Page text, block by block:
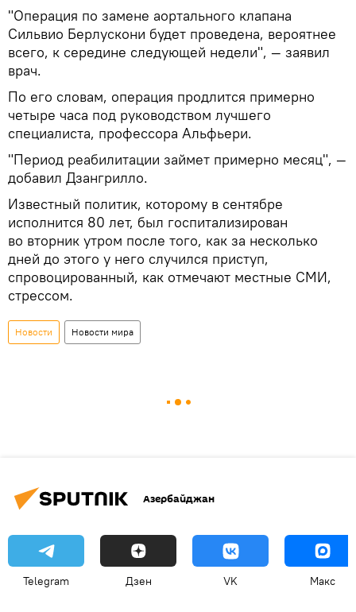
"Операция по замене аортального клапана
Сильвио Берлускони будет проведена, вероятнее
всего, к середине следующей недели", — заявил
врач.
По его словам, операция продлится примерно
четыре часа под руководством лучшего
специалиста, профессора Альфьери.
"Период реабилитации займет примерно месяц", —
добавил Дзангрилло.
Известный политик, которому в сентябре
исполнится 80 лет, был госпитализирован
во вторник утром после того, как за несколько
дней до этого у него случился приступ,
спровоцированный, как отмечают местные СМИ,
стрессом.
Новости Новости мира
Азербайджан
Telegram Дзен VK Макс